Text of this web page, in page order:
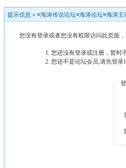
提示信息 » ≡海涛传说论坛≡海涛论坛≡海涛
您没有登录或者您没有权限访问此页面
您还没有登录或注册，暂时
您还不是论坛会员,请先登录